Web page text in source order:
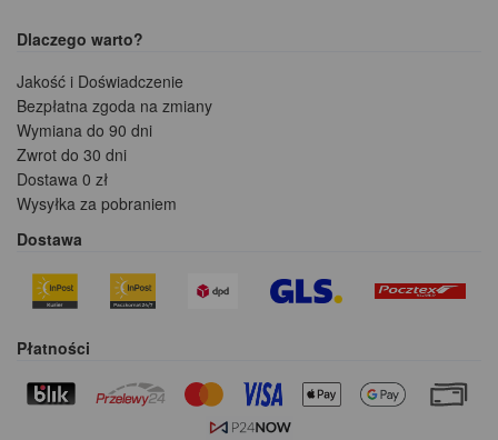
Dlaczego warto?
Jakość i Doświadczenie
Bezpłatna zgoda na zmiany
Wymiana do 90 dni
Zwrot do 30 dni
Dostawa 0 zł
Wysyłka za pobraniem
Dostawa
Płatności